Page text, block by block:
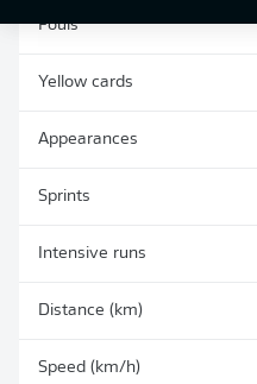
Fouls
Yellow cards
Appearances
Sprints
Intensive runs
Distance (km)
Speed (km/h)